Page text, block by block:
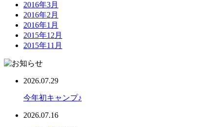
2016年3月
2016年2月
2016年1月
2015年12月
2015年11月
2026.07.29
今年初キャンプ♪
2026.07.16